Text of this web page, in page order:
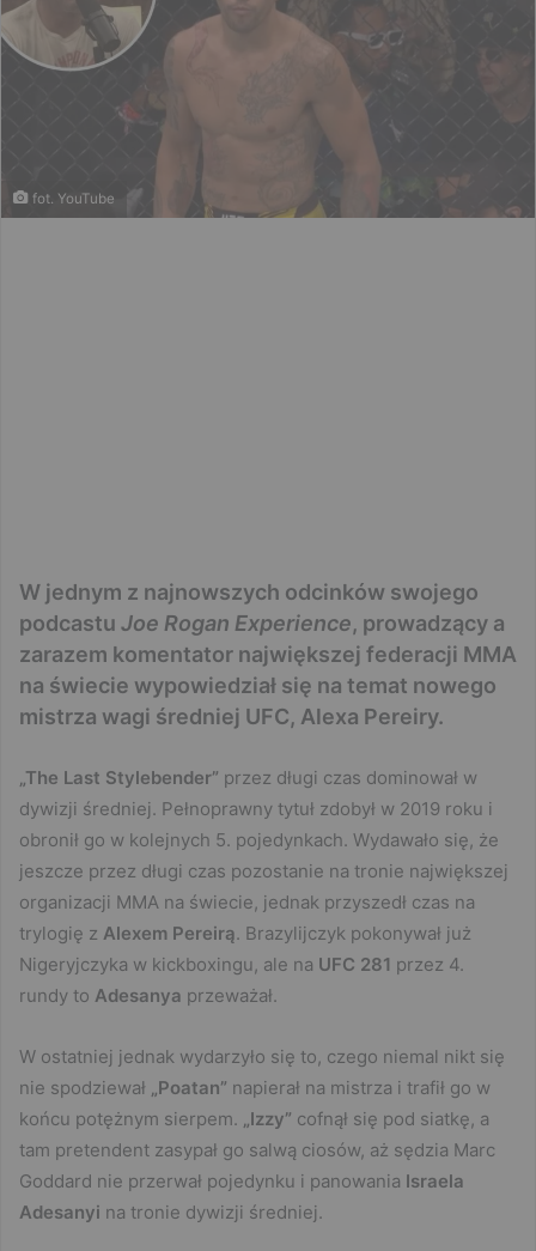
fot. YouTube
W jednym z najnowszych odcinków swojego
podcastu Joe Rogan Experience, prowadzący a
zarazem komentator największej federacji MMA
na świecie wypowiedział się na temat nowego
mistrza wagi średniej UFC, Alexa Pereiry.
„The Last Stylebender” przez długi czas dominował w
dywizji średniej. Pełnoprawny tytuł zdobył w 2019 roku i
obronił go w kolejnych 5. pojedynkach. Wydawało się, że
jeszcze przez długi czas pozostanie na tronie największej
organizacji MMA na świecie, jednak przyszedł czas na
trylogię z Alexem Pereirą. Brazylijczyk pokonywał już
Nigeryjczyka w kickboxingu, ale na UFC 281 przez 4.
rundy to Adesanya przeważał.
W ostatniej jednak wydarzyło się to, czego niemal nikt się
nie spodziewał
„Poatan” napierał na mistrza i trafił go w
końcu potężnym sierpem.
„Izzy” cofnął się pod siatkę, a
tam pretendent zasypał go salwą ciosów, aż sędzia Marc
Goddard nie przerwał pojedynku i panowania Israela
Adesanyi na tronie dywizji średniej.